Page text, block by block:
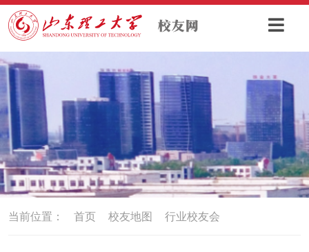
当前位置： 首页 校友地图 行业校友会